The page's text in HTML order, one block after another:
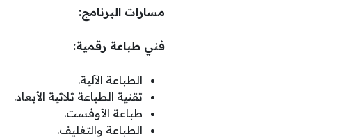
مسارات البرنامج:
فني طباعة رقمية:
الطباعة الآلية.
تقنية الطباعة ثلاثية الأبعاد.
طباعة الأوفست.
الطباعة والتغليف.